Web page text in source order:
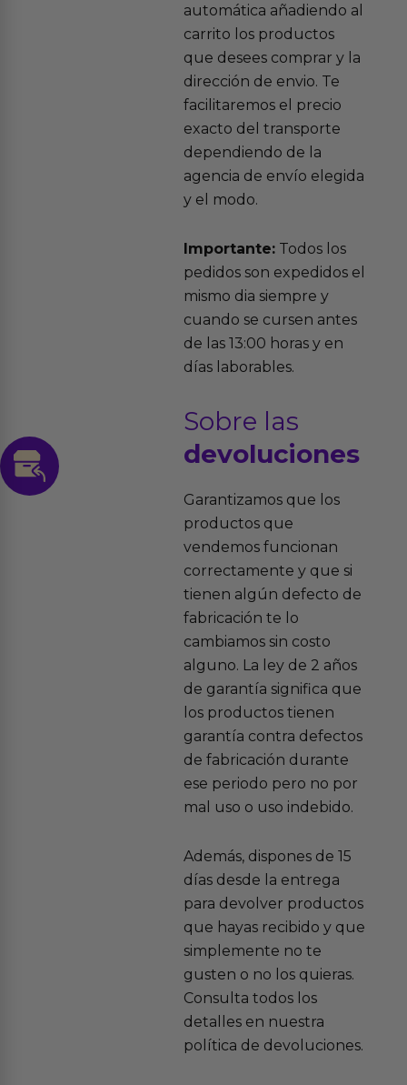
automática añadiendo al
carrito los productos
que desees comprar y la
dirección de envio. Te
facilitaremos el precio
exacto del transporte
dependiendo de la
agencia de envío elegida
y el modo.
Importante:Todos los
pedidos son expedidos el
mismo dia siempre y
cuando se cursen antes
de las 13:00 horas y en
días laborables.
Sobre las
devoluciones
Garantizamos que los
productos que
vendemos funcionan
correctamente y que si
tienen algún defecto de
fabricación te lo
cambiamos sin costo
alguno. La ley de 2 años
de garantía significa que
los productos tienen
garantía contra defectos
de fabricación durante
ese periodo pero no por
mal uso o uso indebido.
Además, dispones de 15
días desde la entrega
para devolver productos
que hayas recibido y que
simplemente no te
gusten o no los quieras.
Consulta todos los
detalles en nuestra
política de devoluciones.